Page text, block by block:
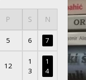
P S N
5 6 7
12
1
3
1
4